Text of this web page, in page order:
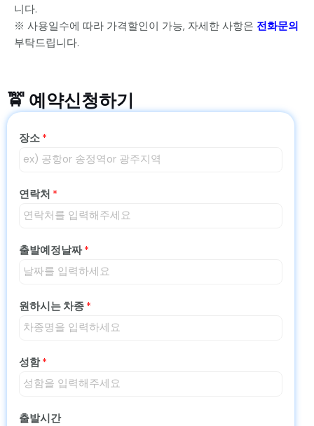
니다.
※ 사용일수에 따라 가격할인이 가능, 자세한 사항은 전화문의
부탁드립니다.
🚖 예약신청하기
장소 *
연락처 *
출발예정날짜*
원하시는 차종 *
성함*
출발시간